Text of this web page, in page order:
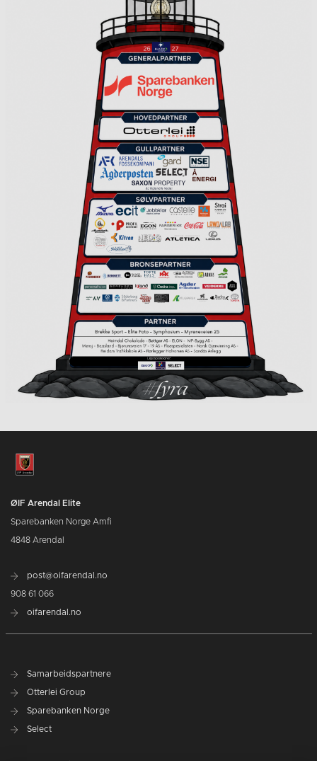
ØIF Arendal Elite
Sparebanken Norge Amfi
4848 Arendal
post@oifarendal.no
908 61 066
oifarendal.no
Samarbeidspartnere
Otterlei Group
Sparebanken Norge
Select